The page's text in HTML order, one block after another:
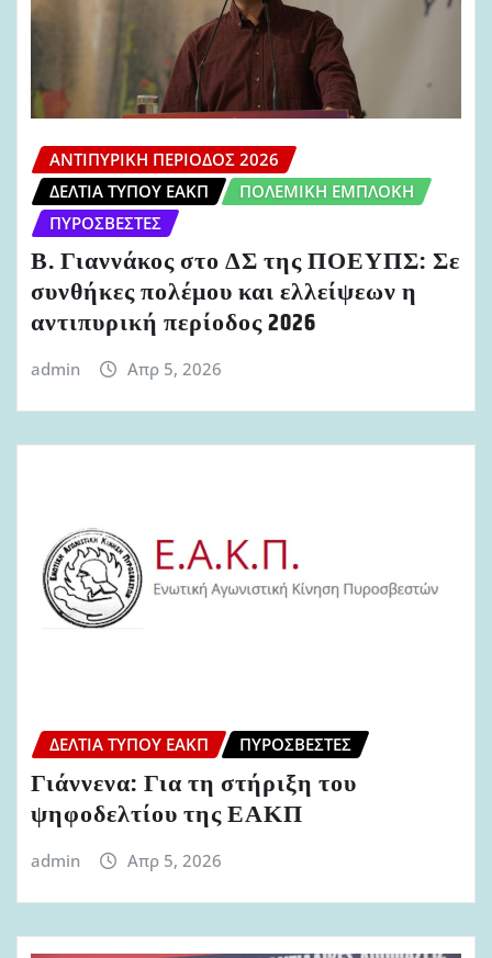
ΑΝΤΙΠΥΡΙΚΉ ΠΕΡΊΟΔΟΣ 2026
ΔΕΛΤΊΑ ΤΎΠΟΥ ΕΑΚΠ
ΠΟΛΕΜΙΚΉ ΕΜΠΛΟΚΉ
ΠΥΡΟΣΒΈΣΤΕΣ
Β. Γιαννάκος στο ΔΣ της ΠΟΕΥΠΣ: Σε
συνθήκες πολέμου και ελλείψεων η
αντιπυρική περίοδος 2026
admin Απρ 5, 2026
ΔΕΛΤΊΑ ΤΎΠΟΥ ΕΑΚΠ ΠΥΡΟΣΒΈΣΤΕΣ
Γιάννενα: Για τη στήριξη του
ψηφοδελτίου της ΕΑΚΠ
admin Απρ 5, 2026